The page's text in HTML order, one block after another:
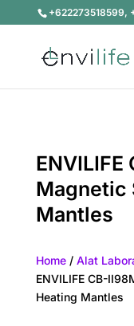
+622273518599,
Magnetic
Mantles
Home/ Alat
ENVILIFE CB-
Heating Mantles